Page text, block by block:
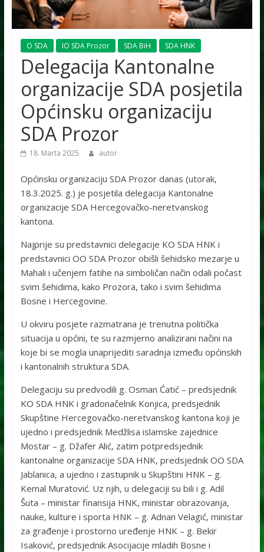
O SDA IO SDA Prozor SDA BiH SDA HNK
Delegacija Kantonalne
organizacije SDA posjetila
Općinsku organizaciju
SDA Prozor
18. Marta 2025. autor
Općinsku organizaciju SDA Prozor danas (utorak,
18.3.2025. g.) je posjetila delegacija Kantonalne
organizacije SDA Hercegovačko-neretvanskog
kantona.
Najprije su predstavnici delegacije KO SDA HNK i
predstavnici OO SDA Prozor obišli šehidsko mezarje u
Mahali i učenjem fatihe na simboličan način odali počast
svim šehidima, kako Prozora, tako i svim šehidima
Bosne i Hercegovine.
U okviru posjete razmatrana je trenutna politička
situacija u općini, te su razmjerno analizirani načini na
koje bi se mogla unaprijediti saradnja između općinskih
i kantonalnih struktura SDA.
Delegaciju su predvodili g. Osman Ćatić – predsjednik
KO SDA HNK i gradonačelnik Konjica, predsjednik
Skupštine Hercegovačko-neretvanskog kantona koji je
ujedno i predsjednik Medžlisa islamske zajednice
Mostar – g. Džafer Alić, zatim potpredsjednik
kantonalne organizacije SDA HNK, predsjednik OO SDA
Jablanica, a ujedno i zastupnik u Skupštini HNK – g.
Kemal Muratović. Uz njih, u delegaciji su bili i g. Adil
Šuta – ministar finansija HNK, ministar obrazovanja,
nauke, kulture i sporta HNK – g. Adnan Velagić, ministar
za građenje i prostorno uređenje HNK – g. Bekir
Isaković, predsjednik Asocijacije mladih Bosne i